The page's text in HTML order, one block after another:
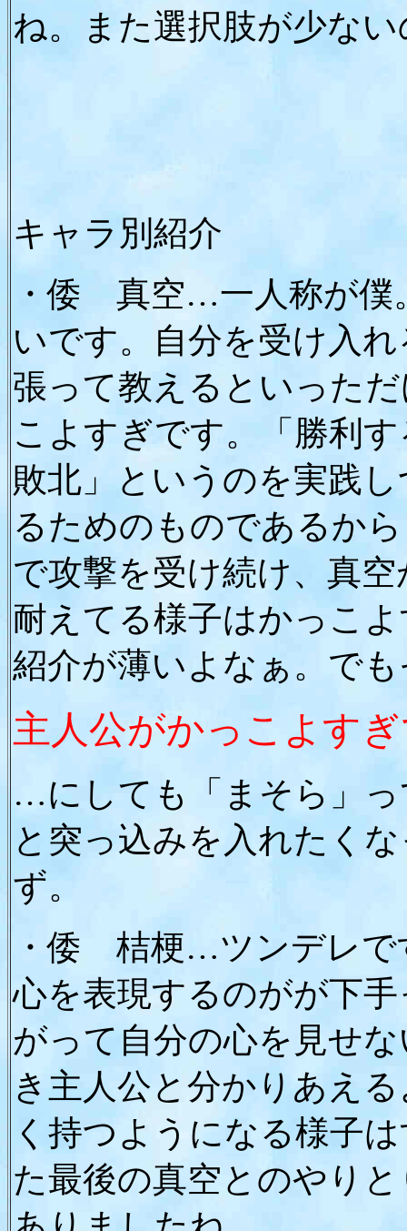
ね。また選択肢が少な
キャラ別紹介
・倭 真空…一人称が僕
いです。自分を受け入
張って教えるといった
こよすぎです。「勝利
敗北」というのを実践
るためのものであるか
で攻撃を受け続け、真
耐えてる様子はかっこ
紹介が薄いよなぁ。で
主人公がかっこよす
…にしても「まそら」
と突っ込みを入れたく
ず。
・倭 桔梗…ツンデレで
心を表現するのがが下
がって自分の心を見せ
き主人公と分かりあえ
く持つようになる様子
た最後の真空とのやり